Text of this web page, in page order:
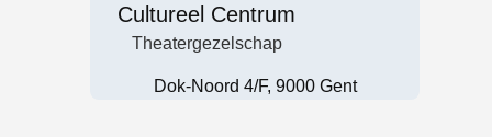
Cultureel Centrum
Theatergezelschap
Dok-Noord 4/F, 9000 Gent